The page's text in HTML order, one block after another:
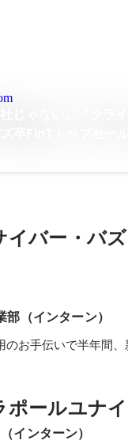
イバー・バズ
（インターン）
のお手伝いで半年間
ポールユナ
インターン）